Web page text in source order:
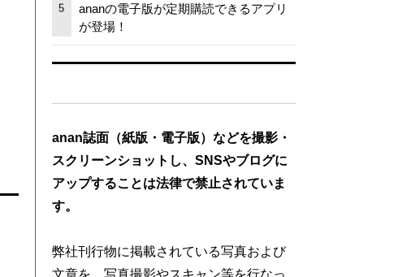
5
ananの電子版が定期購読できるアプリ
が登場！
anan誌面（紙版・電子版）などを撮影・
スクリーンショットし、SNSやブログに
アップすることは法律で禁止されていま
す。
弊社刊行物に掲載されている写真および